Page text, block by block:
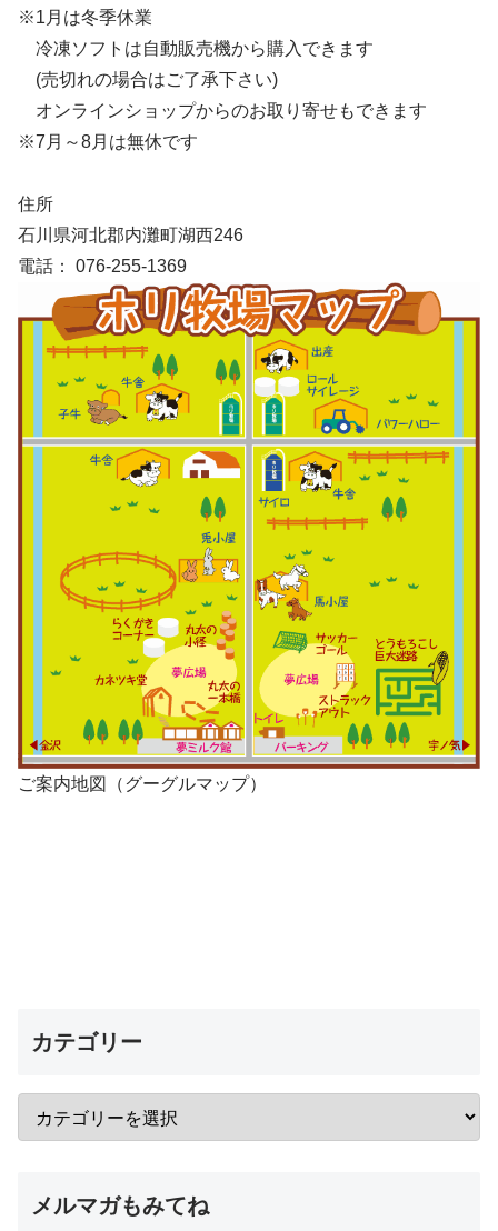
※1月は冬季休業
冷凍ソフトは自動販売機から購入できます
(売切れの場合はご了承下さい)
オンラインショップからのお取り寄せもできます
※7月～8月は無休です
住所
石川県河北郡内灘町湖西246
電話： 076-255-1369
ご案内地図（グーグルマップ）
カテゴリー
メルマガもみてね